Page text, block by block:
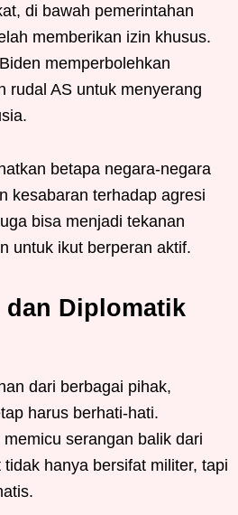
di bawah pemerintahan
memberikan izin khusus.
memperbolehkan
rudal AS untuk menyerang
betapa negara-negara
kesabaran terhadap agresi
bisa menjadi tekanan
untuk ikut berperan aktif.
Diplomatik
dari berbagai pihak,
harus berhati-hati.
serangan balik dari
hanya bersifat militer, tapi